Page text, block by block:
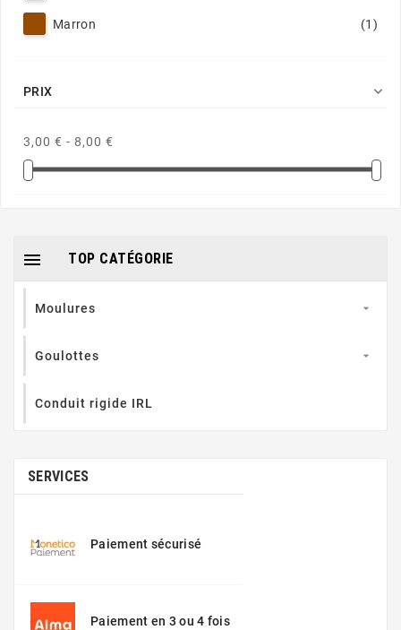
Marron (1)
PRIX 
3,00 € - 8,00 €
TOP CATÉGORIE

Moulures 
Goulottes 
Conduit rigide IRL
SERVICES
Paiement sécurisé
Paiement en 3 ou 4 fois